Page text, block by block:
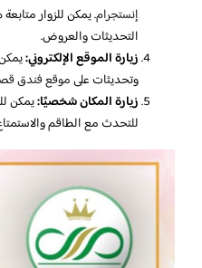
إنستجرام. يمكن للزوار
التحديثات والعروض.
زيارة الموقع الإلكتروني:
وتحديثات علىموقع فندق
زيارة المكان شخصيًا:يمكن
للتحدث مع الطاقم